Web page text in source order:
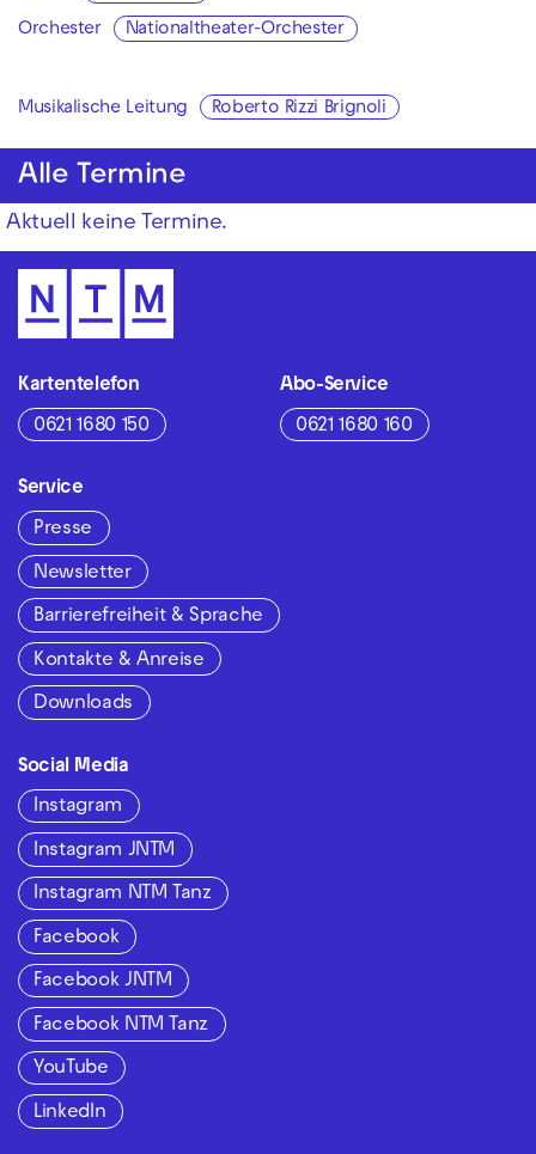
Orchester Nationaltheater-Orchester
Musikalische Leitung Roberto Rizzi Brignoli
Alle Termine
Aktuell keine Termine.
Kartentelefon
0621 1680 150
Abo-Service
0621 1680 160
Service
Presse
Newsletter
Barrierefreiheit & Sprache
Kontakte & Anreise
Downloads
Social Media
Instagram
Instagram JNTM
Instagram NTM Tanz
Facebook
Facebook JNTM
Facebook NTM Tanz
YouTube
LinkedIn